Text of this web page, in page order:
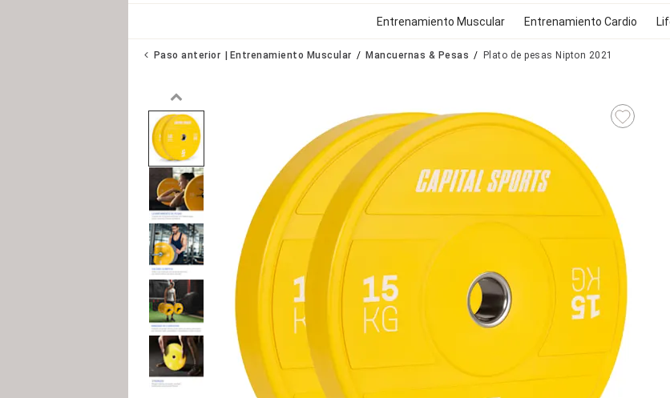
Entrenamiento Muscular Entrenamiento Cardio
Paso anterior Entrenamiento Muscular Mancuernas & Pesas Plato de pesas Nipton 2021